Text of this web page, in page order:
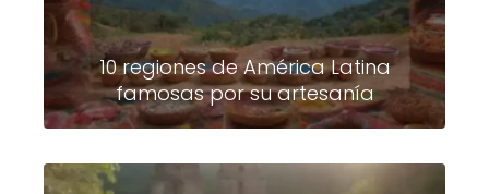
10 regiones de América Latina
famosas por su artesanía